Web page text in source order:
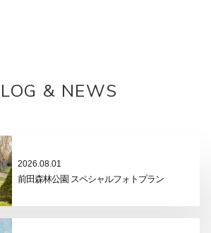
& NEWS
2026.08.01
前田森林公園 スペシャルフォトプラン